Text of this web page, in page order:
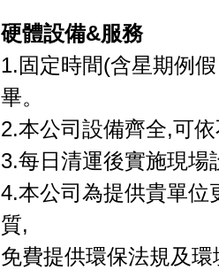
硬體設備&服務
1.固定時間(含星期例
畢。
2.本公司設備齊全,可
3.每日清運後實施現場
4.本公司為提供貴單位
質,
免費提供環保法規及